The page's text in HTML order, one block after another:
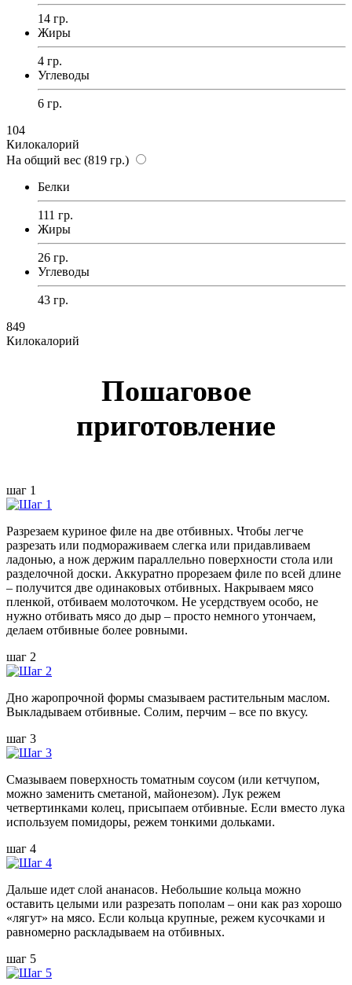
14 гр.
Жиры
4 гр.
Углеводы
6 гр.
104
Килокалорий
На общий вес (819 гр.)
Белки
111 гр.
Жиры
26 гр.
Углеводы
43 гр.
849
Килокалорий
Пошаговое
приготовление
шаг 1
Разрезаем куриное филе на две отбивных. Чтобы легче
разрезать или подмораживаем слегка или придавливаем
ладонью, а нож держим параллельно поверхности стола или
разделочной доски. Аккуратно прорезаем филе по всей длине
– получится две одинаковых отбивных. Накрываем мясо
пленкой, отбиваем молоточком. Не усердствуем особо, не
нужно отбивать мясо до дыр – просто немного утончаем,
делаем отбивные более ровными.
шаг 2
Дно жаропрочной формы смазываем растительным маслом.
Выкладываем отбивные. Солим, перчим – все по вкусу.
шаг 3
Смазываем поверхность томатным соусом (или кетчупом,
можно заменить сметаной, майонезом). Лук режем
четвертинками колец, присыпаем отбивные. Если вместо лука
используем помидоры, режем тонкими дольками.
шаг 4
Дальше идет слой ананасов. Небольшие кольца можно
оставить целыми или разрезать пополам – они как раз хорошо
«лягут» на мясо. Если кольца крупные, режем кусочками и
равномерно раскладываем на отбивных.
шаг 5